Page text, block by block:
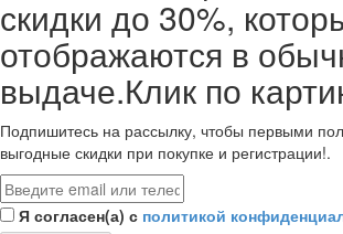
скидки до 30%,
отображаются в
выдаче.Клик по
Подпишитесь на рассылку, чтобы первыми
выгодные скидки при покупке и регистрации!.
Я согласен(а) с политикой